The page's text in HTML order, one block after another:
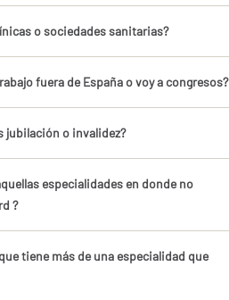
o sociedades sanitarias?
fuera de España o voy a congresos?
jubilación o invalidez?
especialidades en donde no
?
tiene más de una especialidad que